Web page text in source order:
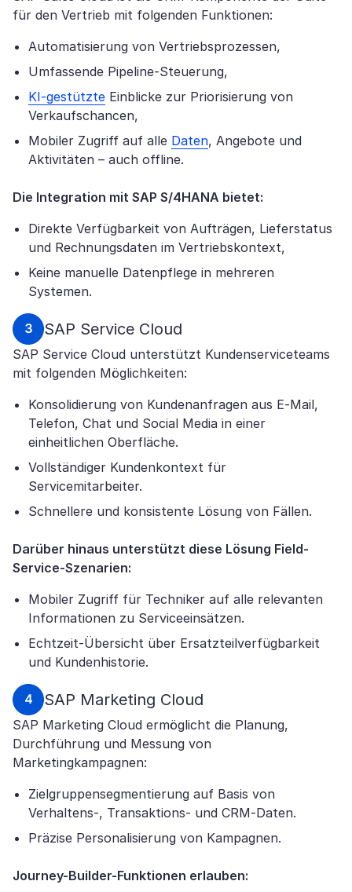
für den Vertrieb mit folgenden Funktionen:
Automatisierung von Vertriebsprozessen,
Umfassende Pipeline-Steuerung,
KI-gestützte Einblicke zur Priorisierung von
Verkaufschancen,
Mobiler Zugriff auf alle Daten, Angebote und
Aktivitäten – auch offline.
Die Integration mit SAP S/4HANA bietet:
Direkte Verfügbarkeit von Aufträgen, Lieferstatus
und Rechnungsdaten im Vertriebskontext,
Keine manuelle Datenpflege in mehreren
Systemen.
SAP Service Cloud
SAP Service Cloud unterstützt Kundenserviceteams
mit folgenden Möglichkeiten:
Konsolidierung von Kundenanfragen aus E-Mail,
Telefon, Chat und Social Media in einer
einheitlichen Oberfläche.
Vollständiger Kundenkontext für
Servicemitarbeiter.
Schnellere und konsistente Lösung von Fällen.
Darüber hinaus unterstützt diese Lösung Field-
Service-Szenarien:
Mobiler Zugriff für Techniker auf alle relevanten
Informationen zu Serviceeinsätzen.
Echtzeit-Übersicht über Ersatzteilverfügbarkeit
und Kundenhistorie.
SAP Marketing Cloud
SAP Marketing Cloud ermöglicht die Planung,
Durchführung und Messung von
Marketingkampagnen:
Zielgruppensegmentierung auf Basis von
Verhaltens-, Transaktions- und CRM-Daten.
Präzise Personalisierung von Kampagnen.
Journey-Builder-Funktionen erlauben: